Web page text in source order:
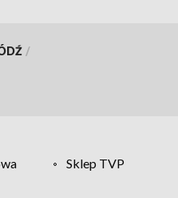
/
Sklep TVP